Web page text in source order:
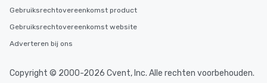
Gebruiksrechtovereenkomst product
Gebruiksrechtovereenkomst website
Adverteren bij ons
Copyright © 2000-2026 Cvent, Inc. Alle rechten voorbehouden.